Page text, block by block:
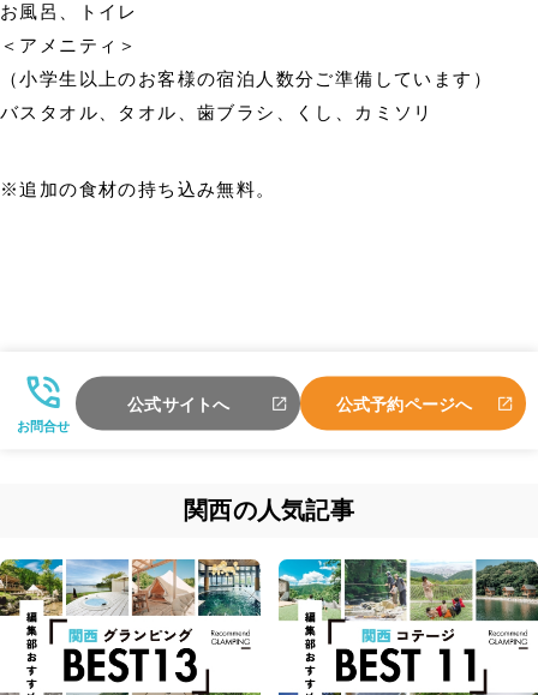
お風呂、トイレ
＜アメニティ＞
（小学生以上のお客様の宿泊人数分ご準備しています）
バスタオル、タオル、歯ブラシ、くし、カミソリ
※追加の食材の持ち込み無料。
お問合せ
公式サイトへ 公式予約ページへ
関西の人気記事